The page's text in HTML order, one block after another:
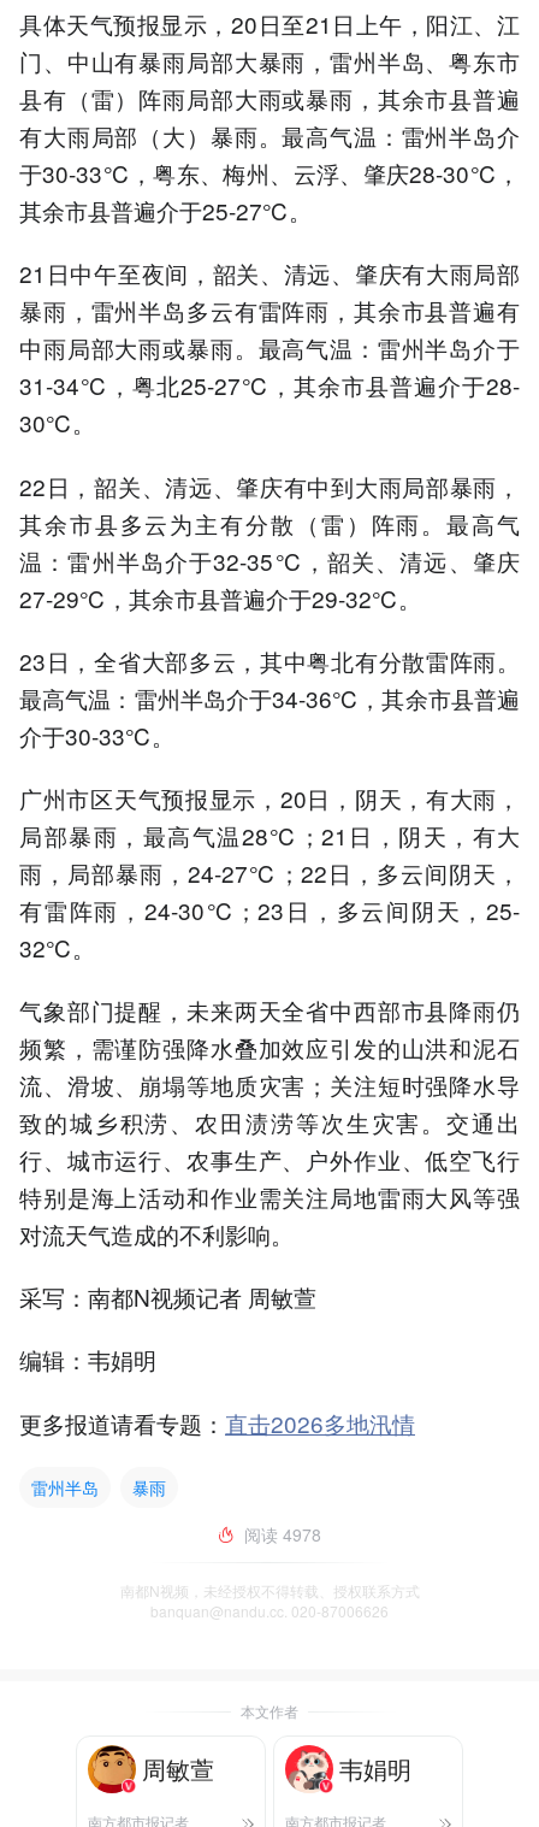
具体天气预报显示，20日至21日上午，阳江、江
门、中山有暴雨局部大暴雨，雷州半岛、粤东市
县有（雷）阵雨局部大雨或暴雨，其余市县普遍
有大雨局部（大）暴雨。最高气温：雷州半岛介
于30-33℃，粤东、梅州、云浮、肇庆28-30℃，
其余市县普遍介于25-27℃。
21日中午至夜间，韶关、清远、肇庆有大雨局部
暴雨，雷州半岛多云有雷阵雨，其余市县普遍有
中雨局部大雨或暴雨。最高气温：雷州半岛介于
31-34℃，粤北25-27℃，其余市县普遍介于28-
30℃。
22日，韶关、清远、肇庆有中到大雨局部暴雨，
其余市县多云为主有分散（雷）阵雨。最高气
温：雷州半岛介于32-35℃，韶关、清远、肇庆
27-29℃，其余市县普遍介于29-32℃。
23日，全省大部多云，其中粤北有分散雷阵雨。
最高气温：雷州半岛介于34-36℃，其余市县普遍
介于30-33℃。
广州市区天气预报显示，20日，阴天，有大雨，
局部暴雨，最高气温28℃；21日，阴天，有大
雨，局部暴雨，24-27℃；22日，多云间阴天，
有雷阵雨，24-30℃；23日，多云间阴天，25-
32℃。
气象部门提醒，未来两天全省中西部市县降雨仍
频繁，需谨防强降水叠加效应引发的山洪和泥石
流、滑坡、崩塌等地质灾害；关注短时强降水导
致的城乡积涝、农田渍涝等次生灾害。交通出
行、城市运行、农事生产、户外作业、低空飞行
特别是海上活动和作业需关注局地雷雨大风等强
对流天气造成的不利影响。
采写：南都N视频记者 周敏萱
编辑：韦娟明
更多报道请看专题： 直击2026多地汛情
雷州半岛
暴雨
阅读 4978
南都N视频，未经授权不得转载、授权联系方式
banquan@nandu.cc. 020-87006626
本文作者
周敏萱
南方都市报记者
韦娟明
南方都市报记者